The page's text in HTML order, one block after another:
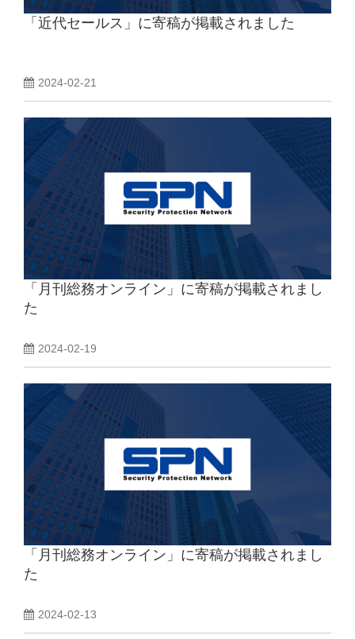
「近代セールス」に寄稿が掲載されました
2024-02-21
「月刊総務オンライン」に寄稿が掲載されまし
た
2024-02-19
「月刊総務オンライン」に寄稿が掲載されまし
た
2024-02-13